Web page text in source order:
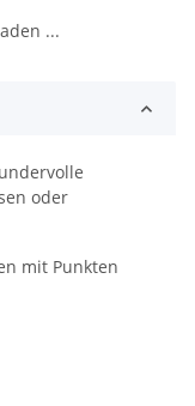
...
oder
mit Punkten